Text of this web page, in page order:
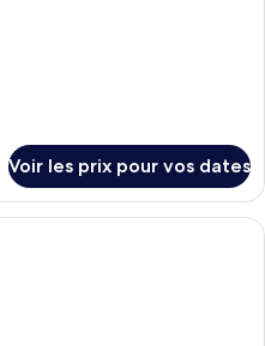
Voir les prix pour vos dates